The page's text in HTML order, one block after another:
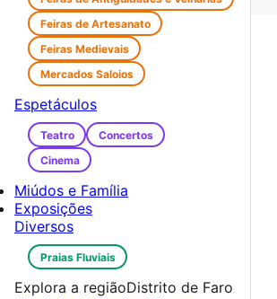
Feiras de Artesanato
Feiras Medievais
Mercados Saloios
Espetáculos
Teatro
Concertos
Cinema
Miúdos e Família
Exposições
Diversos
Praias Fluviais
Explora a regiãoDistrito de Faro